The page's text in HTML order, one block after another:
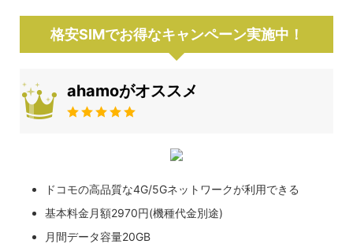
格安SIMでお得なキャンペーン実施中！
ahamoがオススメ
ドコモの高品質な4G/5Gネットワークが利用できる
基本料金月額2970円(機種代金別途)
月間データ容量20GB